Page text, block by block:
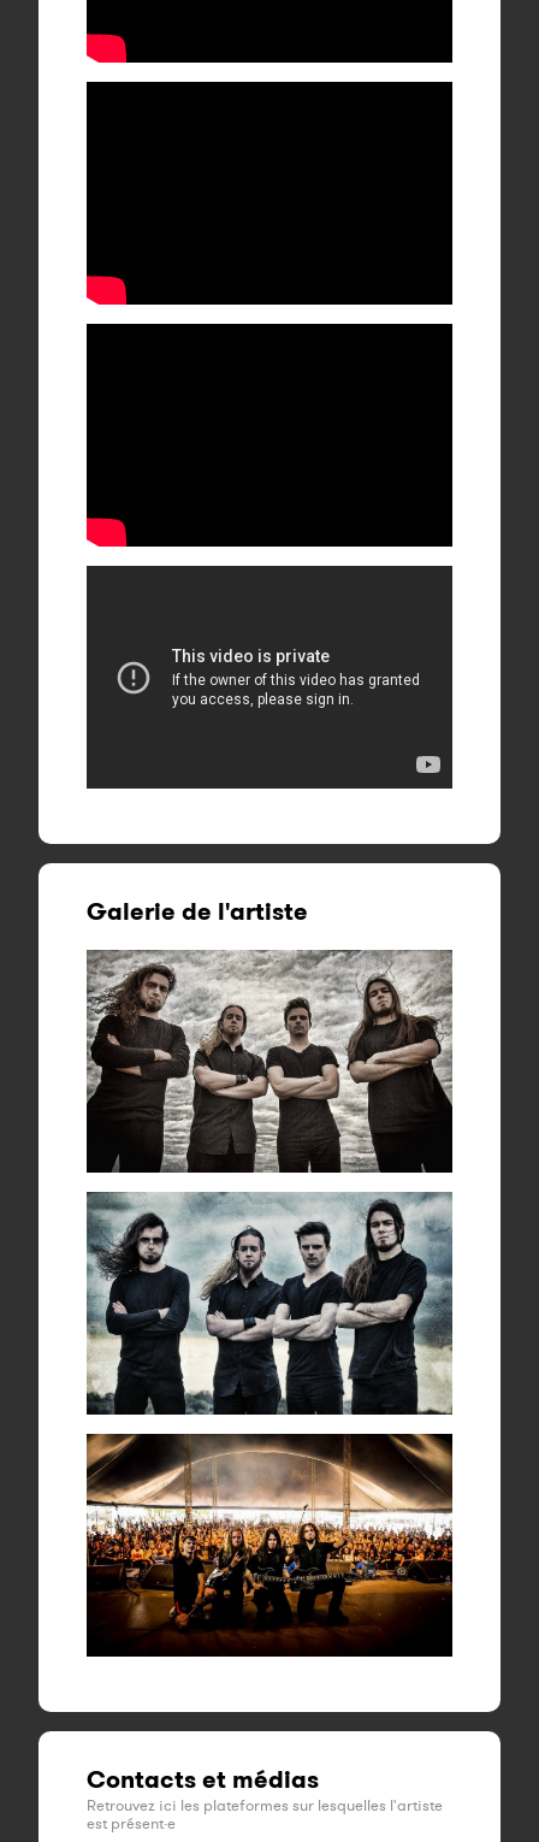
Galerie de l'artiste
Contacts et médias
Retrouvez ici les plateformes sur lesquelles l'artiste
est présent·e